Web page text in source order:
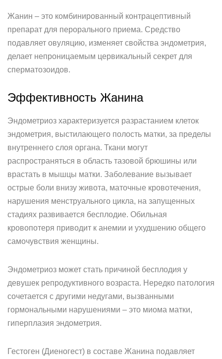
Жанин – это комбинированный контрацептивный
препарат для перорального приема. Средство
подавляет овуляцию, изменяет свойства эндометрия,
делает непроницаемым цервикальный секрет для
сперматозоидов.
Эффективность Жанина
Эндометриоз характеризуется разрастанием клеток
эндометрия, выстилающего полость матки, за пределы
внутреннего слоя органа. Ткани могут
распространяться в область тазовой брюшины или
врастать в мышцы матки. Заболевание вызывает
острые боли внизу живота, маточные кровотечения,
нарушения менструального цикла, на запущенных
стадиях развивается бесплодие. Обильная
кровопотеря приводит к анемии и ухудшению общего
самочувствия женщины.
Эндометриоз может стать причиной бесплодия у
девушек репродуктивного возраста. Нередко патология
сочетается с другими недугами, вызванными
гормональными нарушениями – это миома матки,
гиперплазия эндометрия.
Гестоген (Диеногест) в составе Жанина подавляет